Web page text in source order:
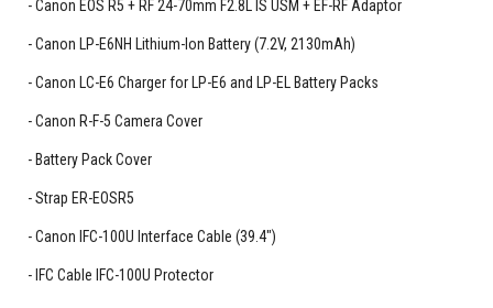
Canon EOS R5 + RF 24-70mm F2.8L IS USM + EF-RF Adaptor
Canon LP-E6NH Lithium-Ion Battery (7.2V, 2130mAh)
Canon LC-E6 Charger for LP-E6 and LP-EL Battery Packs
Canon R-F-5 Camera Cover
Battery Pack Cover
Strap ER-EOSR5
Canon IFC-100U Interface Cable (39.4")
IFC Cable IFC-100U Protector